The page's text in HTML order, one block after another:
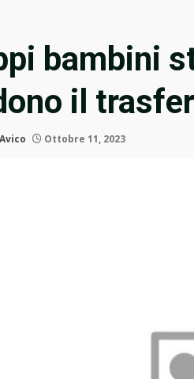
bambini
il
Ottobre 11, 2023